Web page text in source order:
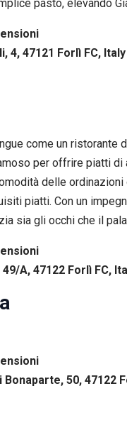
pasto, elevando
4, 47121 Forlì FC, Italy
come un
per offrire piatti
delle
piatti. Con un
sia gli occhi che il
A, 47122 Forlì FC,
50, 47122